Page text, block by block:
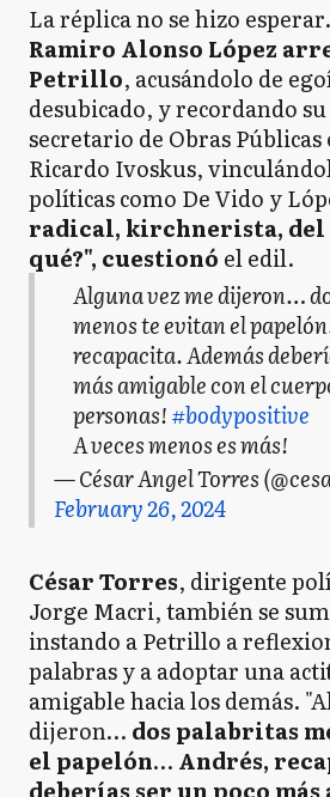
La réplica no se hizo esperar.
Ramiro Alonso López
Petrillo, acusándolo de
desubicado, y recordando
secretario de Obras
Ricardo Ivoskus,
políticas como De Vido y
radical, kirchnerista, del
qué?", cuestionó el edil.
Alguna vez me dijeron…
menos te evitan el
recapacita. Además
más amigable con el
personas!#bodypositive
A veces menos es más!
— César Angel Torres
February 26, 2024
César Torres, dirigente
Jorge Macri, también se
instando a Petrillo a
palabras y a adoptar una
amigable hacia los demás.
dijeron… dos palabritas
el papelón… Andrés,
deberías ser un poco